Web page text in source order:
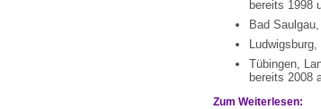
bereits 1998
Bad
Tübingen,
bereits 2008
Zum Weiterlesen: